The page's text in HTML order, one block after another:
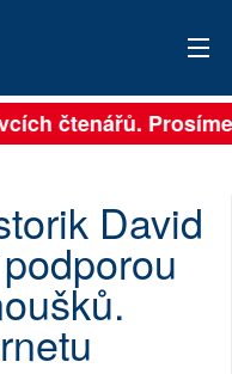
čtenářů.
David